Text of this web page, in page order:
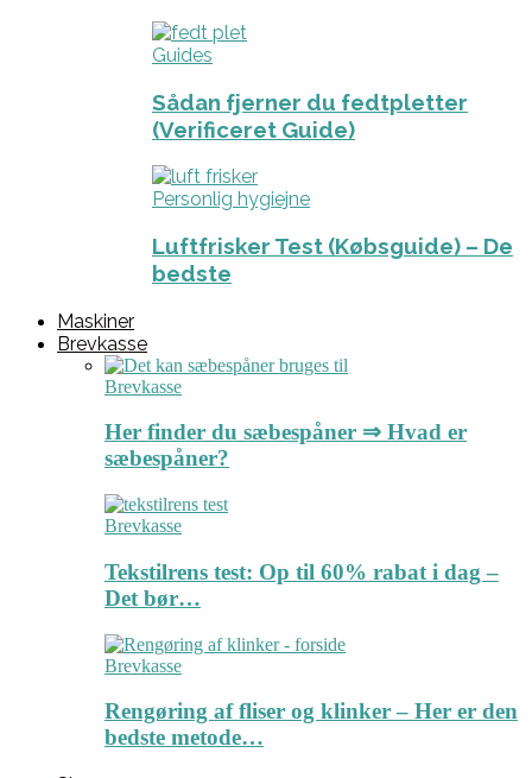
Guides
Sådan fjerner du fedtpletter
(Verificeret Guide)
Personlig hygiejne
Luftfrisker Test (Købsguide) – De
bedste
Maskiner
Brevkasse
Brevkasse
Her finder du sæbespåner ⇒ Hvad er
sæbespåner?
Brevkasse
Tekstilrens test: Op til 60% rabat i dag –
Det bør…
Brevkasse
Rengøring af fliser og klinker – Her er den
bedste metode…